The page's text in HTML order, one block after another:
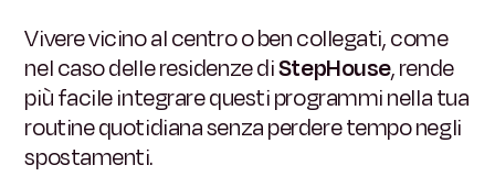
Vivere vicino al centro o ben collegati, come
nel caso delle residenze diStepHouse, rende
più facile integrare questi programmi nella tua
routine quotidiana senza perdere tempo negli
spostamenti.